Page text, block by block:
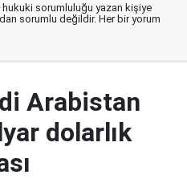
hukuki sorumluluğu yazan kişiye
sorumlu değildir. Her bir yorum
Arabistan
dolarlık